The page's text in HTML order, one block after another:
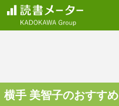
横手 美智子のおすす